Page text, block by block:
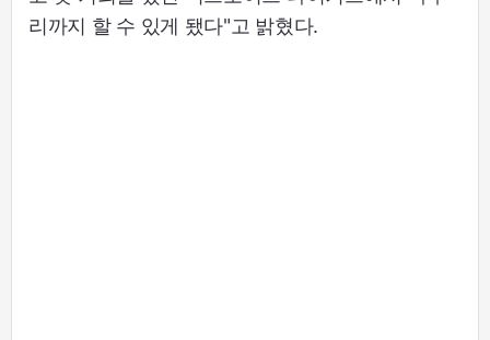
리까지 할 수 있게 됐다"고 밝혔다.